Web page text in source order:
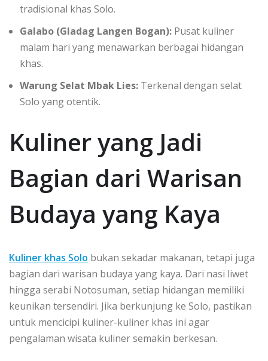
tradisional khas Solo.
Galabo (Gladag Langen Bogan): Pusat kuliner
malam hari yang menawarkan berbagai hidangan
khas.
Warung Selat Mbak Lies: Terkenal dengan selat
Solo yang otentik.
Kuliner yang Jadi
Bagian dari Warisan
Budaya yang Kaya
Kuliner khas Solo bukan sekadar makanan, tetapi juga
bagian dari warisan budaya yang kaya. Dari nasi liwet
hingga serabi Notosuman, setiap hidangan memiliki
keunikan tersendiri. Jika berkunjung ke Solo, pastikan
untuk mencicipi kuliner-kuliner khas ini agar
pengalaman wisata kuliner semakin berkesan.